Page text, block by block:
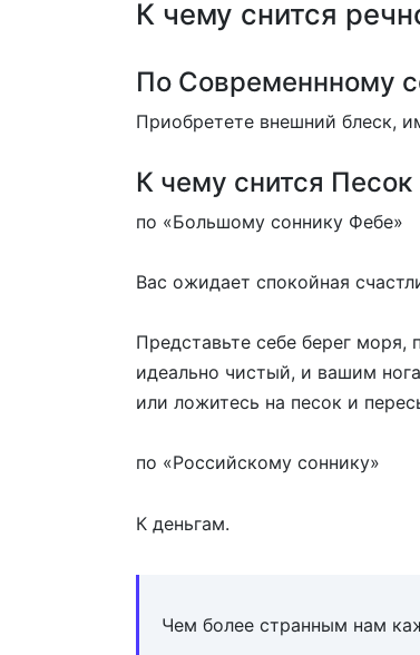
К чему снится
По Современнному
Приобретете внешний блеск,
К чему снится Песок
по «Большому соннику Фебе»
Вас ожидает спокойная
Представьте себе берег
идеально чистый, и вашим
или ложитесь на песок и
по «Российскому соннику»
К деньгам.
Чем более странным нам